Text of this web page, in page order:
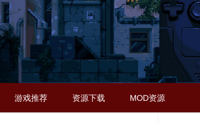
游戏推荐 资源下载 MOD资源